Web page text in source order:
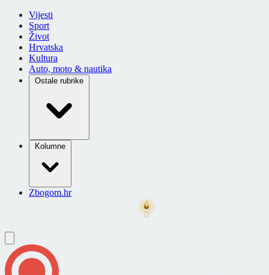
Vijesti
Sport
Život
Hrvatska
Kultura
Auto, moto & nautika
Ostale rubrike
Kolumne
Zbogom.hr